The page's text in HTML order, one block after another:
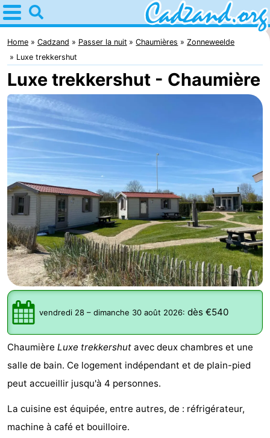
Home
Cadzand
Astuces
Avec
les
enfants
Passer
la
nuit
Appartements
Campings
Chaumières
-
Bad
Meersee
-
Beach
Resort
Bad
-
De
Cadzand
Hoogduin
-
Résidence
Resort
Home Cadzand Passer la nuit Chaumières
Zonneweelde
Luxe trekkershut
Luxe trekkershut - Chaumière
vendredi 28 – dimanche 30 août 2026: dès €540
Chaumière Luxe trekkershut avec deux chambres et une
salle de bain. Ce logement indépendant et de plain-pied
peut accueillir jusqu'à 4 personnes.
La cuisine est équipée, entre autres, de : réfrigérateur,
machine à café et bouilloire.